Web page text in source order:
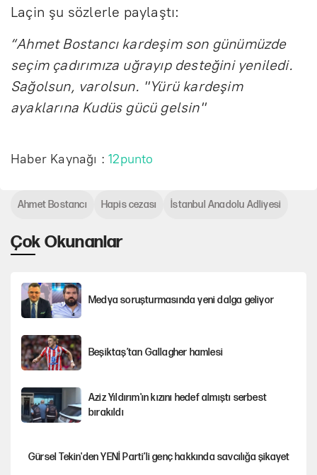
Laçin şu sözlerle paylaştı:
“Ahmet Bostancı kardeşim son günümüzde
seçim çadırımıza uğrayıp desteğini yeniledi.
Sağolsun, varolsun. "Yürü kardeşim
ayaklarına Kudüs gücü gelsin"
Haber Kaynağı :12punto
Çok Okunanlar
Medya soruşturmasında yeni dalga geliyor
Beşiktaş’tan Gallagher hamlesi
Aziz Yıldırım'ın kızını hedef almıştı serbest
bırakıldı
Gürsel Tekin'den YENİ Parti’li genç hakkında savcılığa şikayet
Ahmet Bostancı Hapis cezası İstanbul Anadolu Adliyesi